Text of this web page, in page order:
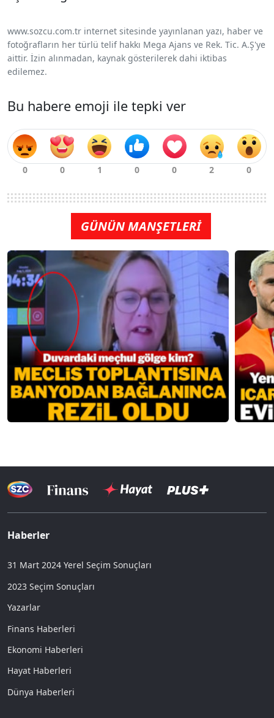
www.sozcu.com.tr internet sitesinde yayınlanan yazı, haber ve
fotoğrafların her türlü telif hakkı Mega Ajans ve Rek. Tic. A.Ş'ye
aittir. İzin alınmadan, kaynak gösterilerek dahi iktibas
edilemez.
Bu habere emoji ile tepki ver
GÜNÜN MANŞETLERİ
Haberler
31 Mart 2024 Yerel Seçim Sonuçları
2023 Seçim Sonuçları
Yazarlar
Finans Haberleri
Ekonomi Haberleri
Hayat Haberleri
Dünya Haberleri